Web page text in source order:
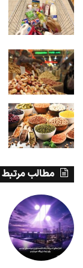
مطالب مرتبط